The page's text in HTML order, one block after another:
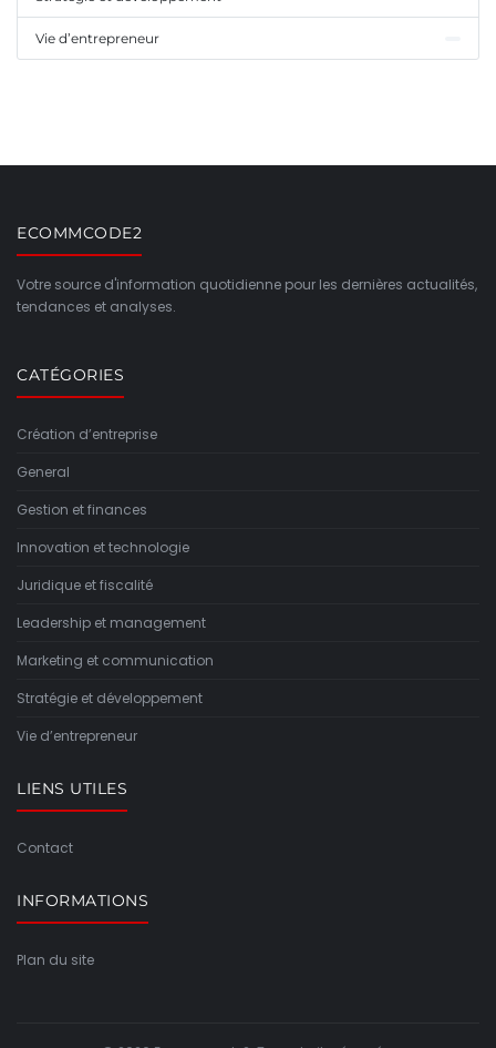
Vie d’entrepreneur
ECOMMCODE2
Votre source d'information quotidienne pour les dernières actualités,
tendances et analyses.
CATÉGORIES
Création d’entreprise
General
Gestion et finances
Innovation et technologie
Juridique et fiscalité
Leadership et management
Marketing et communication
Stratégie et développement
Vie d’entrepreneur
LIENS UTILES
Contact
INFORMATIONS
Plan du site